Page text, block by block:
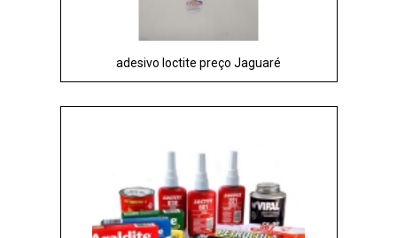
adesivo loctite preço Jaguaré